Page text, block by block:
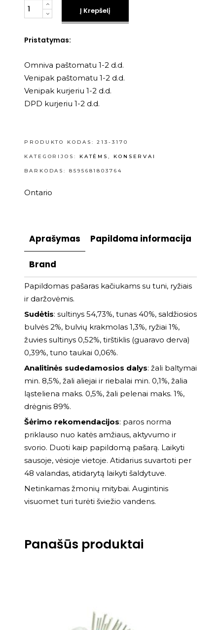
Kiekis
Į Krepšelį
Pristatymas:
Omniva paštomatu 1-2 d.d.
Venipak paštomatu 1-2 d.d.
Venipak kurjeriu 1-2 d.d.
DPD kurjeriu 1-2 d.d.
PRODUKTO KODAS:213-3170
KATEGORIJOS: KATĖMS, KONSERVAI
BARKODAS: 8595681803764
Ontario
Aprašymas Papildoma informacija
Brand
Papildomas pašaras kačiukams su tuni, ryžiais
ir daržovėmis.
Sudėtis: sultinys 54,73%, tunas 40%, saldžiosios
bulvės 2%, bulvių krakmolas 1,3%, ryžiai 1%,
žuvies sultinys 0,52%, tirštiklis (guaravo derva)
0,39%, tuno taukai 0,06%.
Analitinės sudedamosios dalys: žali baltymai
min. 8,5%, žali aliejai ir riebalai min. 0,1%, žalia
ląsteliena maks. 0,5%, žali pelenai maks. 1%,
drėgnis 89%.
Šėrimo rekomendacijos: paros norma
priklauso nuo katės amžiaus, aktyvumo ir
svorio. Duoti kaip papildomą pašarą. Laikyti
sausoje, vėsioje vietoje. Atidarius suvartoti per
48 valandas, atidarytą laikyti šaldytuve.
Netinkamas žmonių mitybai. Augintinis
visuomet turi turėti šviežio vandens.
Panašūs produktai